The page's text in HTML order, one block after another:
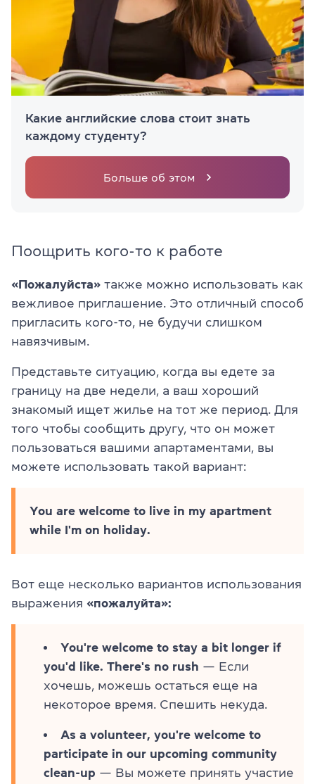
Какие английские слова стоит знать
каждому студенту?
Больше об этом
Поощрить кого-то к работе
«Пожалуйста» также можно использовать как
вежливое приглашение. Это отличный способ
пригласить кого-то, не будучи слишком
навязчивым.
Представьте ситуацию, когда вы едете за
границу на две недели, а ваш хороший
знакомый ищет жилье на тот же период. Для
того чтобы сообщить другу, что он может
пользоваться вашими апартаментами, вы
можете использовать такой вариант:
You are welcome to live in my apartment
while I'm on holiday.
Вот еще несколько вариантов использования
выражения «пожалуйта»:
You're welcome to stay a bit longer if
you'd like. There's no rush — Если
хочешь, можешь остаться еще на
некоторое время. Спешить некуда.
As a volunteer, you're welcome to
participate in our upcoming community
clean-up — Вы можете принять участие